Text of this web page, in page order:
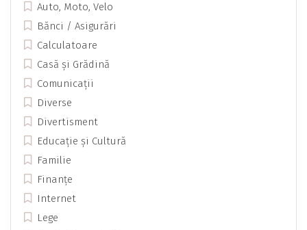
Auto, Moto, Velo
Bănci / Asigurări
Calculatoare
Casă și Grădină
Comunicații
Diverse
Divertisment
Educație și Cultură
Familie
Finanțe
Internet
Lege